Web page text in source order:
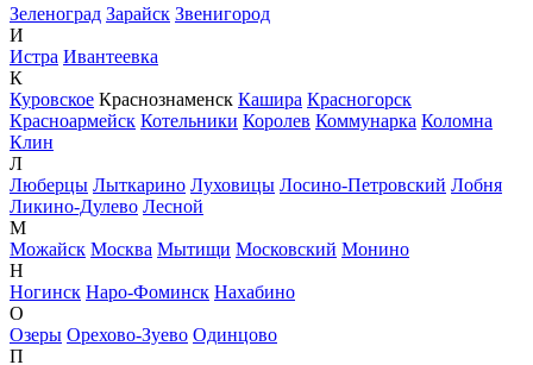
Зеленоград Зарайск Звенигород
И
Истра Ивантеевка
К
Куровское Краснознаменск Кашира Красногорск
Красноармейск Котельники Королев Коммунарка Коломна
Клин
Л
Люберцы Лыткарино Луховицы Лосино-Петровский Лобня
Ликино-Дулево Лесной
М
Можайск Москва Мытищи Московский Монино
Н
Ногинск Наро-Фоминск Нахабино
О
Озеры Орехово-Зуево Одинцово
П